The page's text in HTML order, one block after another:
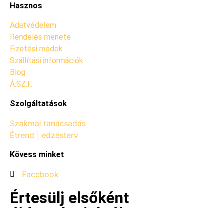
Hasznos
Adatvédelem
Rendelés menete
Fizetési módok
Szállítási információk
Blog
Á.SZ.F.
Szolgáltatások
Szakmai tanácsadás
Étrend | edzésterv
Kövess minket
Facebook
Értesülj elsőként